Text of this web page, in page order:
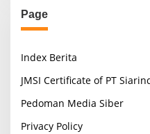
Page
Index Berita
JMSI Certificate of PT
Pedoman Media Siber
Privacy Policy